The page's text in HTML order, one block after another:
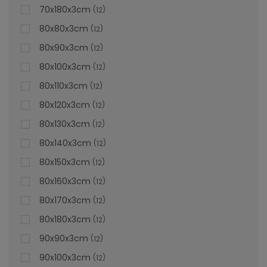
Cădiță De Duș Dalia, Crem, Cu Sifon Inclus
Vă prezentăm cădița de duș Dalia crem, care este
70x180x3cm 12
80x80x3cm 12
80x90x3cm 12
80x100x3cm 12
80x110x3cm 12
80x120x3cm 12
80x130x3cm 12
80x140x3cm 12
80x150x3cm 12
80x160x3cm 12
80x170x3cm 12
80x180x3cm 12
90x90x3cm 12
90x100x3cm 12